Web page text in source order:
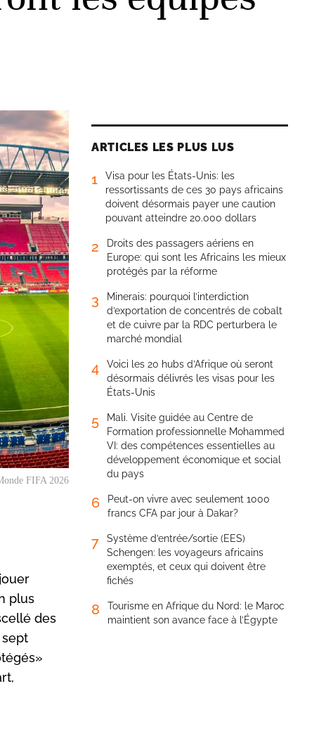
FIFA 2026
plus
des
sept
ARTICLES LES PLUS LUS
1
Visa pour les États-Unis: les
ressortissants de ces 30 pays africains
doivent désormais payer une caution
pouvant atteindre 20.000 dollars
2
Droits des passagers aériens en
Europe: qui sont les Africains les mieux
protégés par la réforme
3
Minerais: pourquoi l’interdiction
d’exportation de concentrés de cobalt
et de cuivre par la RDC perturbera le
marché mondial
4
Voici les 20 hubs d’Afrique où seront
désormais délivrés les visas pour les
États-Unis
5
Mali. Visite guidée au Centre de
Formation professionnelle Mohammed
VI: des compétences essentielles au
développement économique et social
du pays
6
Peut-on vivre avec seulement 1000
francs CFA par jour à Dakar?
7
Système d’entrée/sortie (EES)
Schengen: les voyageurs africains
exemptés, et ceux qui doivent être
fichés
8
Tourisme en Afrique du Nord: le Maroc
maintient son avance face à l’Égypte